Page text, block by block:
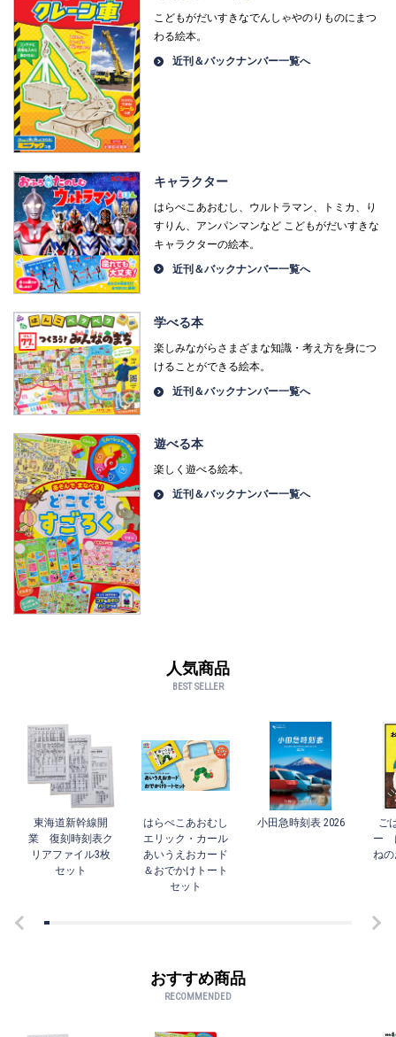
こどもがだいすきなでんしゃやのりものにまつ
わる絵本。
近刊＆バックナンバー一覧へ
キャラクター
はらぺこあおむし、ウルトラマン、トミカ、り
すりん、アンパンマンなど こどもがだいすきな
キャラクターの絵本。
近刊＆バックナンバー一覧へ
学べる本
楽しみながらさまざまな知識・考え方を身につ
けることができる絵本。
近刊＆バックナンバー一覧へ
遊べる本
楽しく遊べる絵本。
近刊＆バックナンバー一覧へ
人気商品
BEST SELLER
東海道新幹線開
業 復刻時刻表ク
リアファイル3枚
セット
はらぺこあおむし
エリック・カール
あいうえおカード
＆おでかけトート
セット
小田急時刻表 2026
ご
ー
ね
おすすめ商品
RECOMMENDED